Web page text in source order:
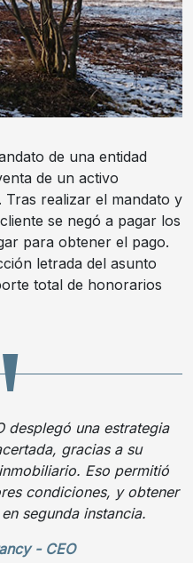
de una entidad
de un activo
Tras realizar el mandato y
se negó a pagar los
para obtener el pago.
letrada del asunto
total de honorarios
desplegó una estrategia
gracias a su
Eso permitió
condiciones, y obtener
segunda instancia.
- CEO